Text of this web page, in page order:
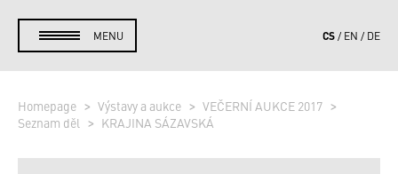
MENU CS EN DE
Homepage Výstavy a aukce
VEČERNÍ AUKCE 2017
Seznam děl
KRAJINA SÁZAVSKÁ